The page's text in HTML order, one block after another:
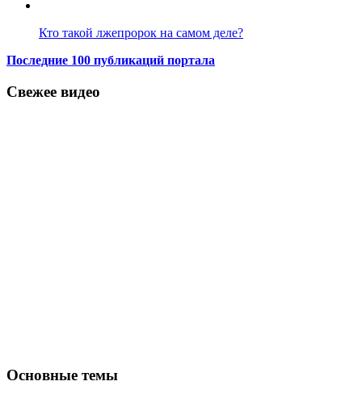
Кто такой лжепророк на самом деле?
Последние 100 публикаций портала
Свежее видео
Основные темы